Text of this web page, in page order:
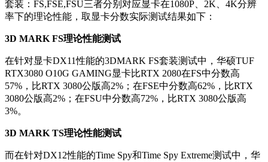
套装：FS,FSE,FSU三者分别对应显卡在1080P、2K、4K分辨
率下的理论性能，取显卡分数实际测试结果如下：
3D MARK FS理论性能测试
在针对显卡DX11性能的3DMARK FS套装测试中，华硕TUF
RTX3080 O10G GAMING显卡比RTX 2080在FS中分数高
57%，比RTX 3080公版高2%；在FSE中分数高62%，比RTX
3080公版高2%；在FSU中分数高72%，比RTX 3080公版高
3%。
3D MARK TS理论性能测试
而在针对DX12性能的Time Spy和Time Spy Extreme测试中，华